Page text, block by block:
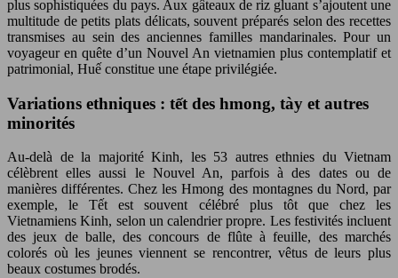
plus sophistiquées du pays. Aux gâteaux de riz gluant s’ajoutent une
multitude de petits plats délicats, souvent préparés selon des recettes
transmises au sein des anciennes familles mandarinales. Pour un
voyageur en quête d’un Nouvel An vietnamien plus contemplatif et
patrimonial, Huế constitue une étape privilégiée.
Variations ethniques : tết des hmong, tày et autres
minorités
Au-delà de la majorité Kinh, les 53 autres ethnies du Vietnam
célèbrent elles aussi le Nouvel An, parfois à des dates ou de
manières différentes. Chez les Hmong des montagnes du Nord, par
exemple, le Tết est souvent célébré plus tôt que chez les
Vietnamiens Kinh, selon un calendrier propre. Les festivités incluent
des jeux de balle, des concours de flûte à feuille, des marchés
colorés où les jeunes viennent se rencontrer, vêtus de leurs plus
beaux costumes brodés.